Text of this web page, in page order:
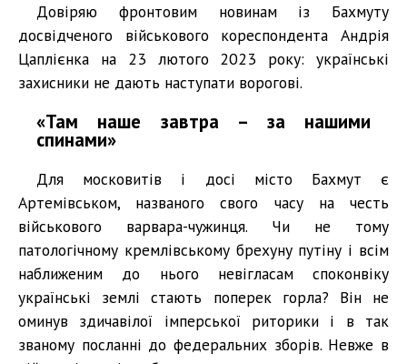
Довіряю фронтовим новинам із Бахмуту
досвідченого військового кореспондента Андрія
Цаплієнка на 23 лютого 2023 року: українські
захисники не дають наступати ворогові.
«Там наше завтра – за нашими
спинами»
Для московитів і досі місто Бахмут є
Артемівськом, названого свого часу на честь
військового варвара-чужинця. Чи не тому
патологічному кремлівському брехуну путіну і всім
наближеним до нього невігласам споконвіку
українські землі стають поперек горла? Він не
оминув здичавілої імперської риторики і в так
званому посланні до федеральних зборів. Невже в